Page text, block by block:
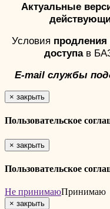
Актуальные
Условия продления
доступав
E-mail службы
× закрыть
Пользовательское
× закрыть
Пользовательское
Не принимаюПринимаю
× закрыть